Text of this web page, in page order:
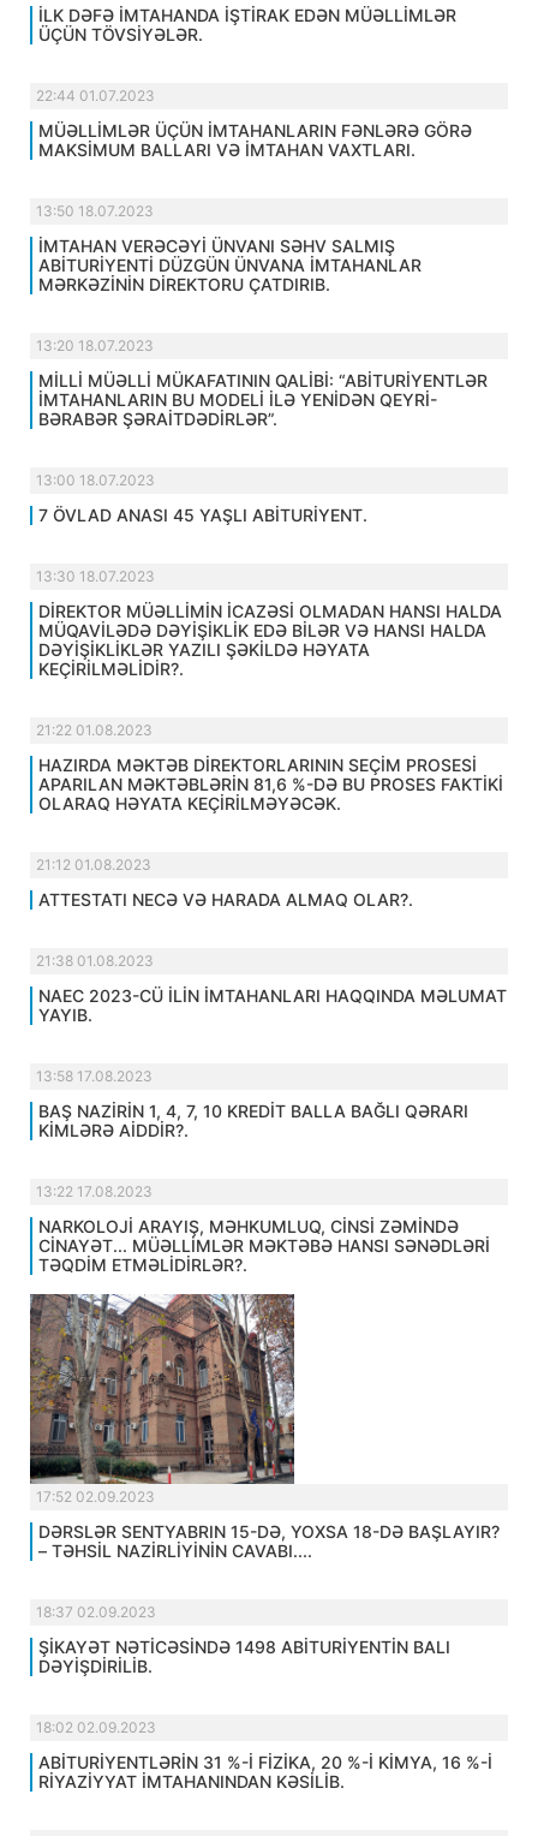
İLK DƏFƏ İMTAHANDA İŞTİRAK EDƏN MÜƏLLİMLƏR
ÜÇÜN TÖVSİYƏLƏR.
22:44 01.07.2023
MÜƏLLİMLƏR ÜÇÜN İMTAHANLARIN FƏNLƏRƏ GÖRƏ
MAKSİMUM BALLARI VƏ İMTAHAN VAXTLARI.
13:50 18.07.2023
İMTAHAN VERƏCƏYİ ÜNVANI SƏHV SALMIŞ
ABİTURİYENTİ DÜZGÜN ÜNVANA İMTAHANLAR
MƏRKƏZİNİN DİREKTORU ÇATDIRIB.
13:20 18.07.2023
MİLLİ MÜƏLLİ MÜKAFATININ QALİBİ: “ABİTURİYENTLƏR
İMTAHANLARIN BU MODELİ İLƏ YENİDƏN QEYRİ-
BƏRABƏR ŞƏRAİTDƏDİRLƏR”.
13:00 18.07.2023
7 ÖVLAD ANASI 45 YAŞLI ABİTURİYENT.
13:30 18.07.2023
DİREKTOR MÜƏLLİMİN İCAZƏSİ OLMADAN HANSI HALDA
MÜQAVİLƏDƏ DƏYİŞİKLİK EDƏ BİLƏR VƏ HANSI HALDA
DƏYİŞİKLİKLƏR YAZILI ŞƏKİLDƏ HƏYATA
KEÇİRİLMƏLİDİR?.
21:22 01.08.2023
HAZIRDA MƏKTƏB DİREKTORLARININ SEÇİM PROSESİ
APARILAN MƏKTƏBLƏRİN 81,6 %-DƏ BU PROSES FAKTİKİ
OLARAQ HƏYATA KEÇİRİLMƏYƏCƏK.
21:12 01.08.2023
ATTESTATI NECƏ VƏ HARADA ALMAQ OLAR?.
21:38 01.08.2023
NAEC 2023-CÜ İLİN İMTAHANLARI HAQQINDA MƏLUMAT
YAYIB.
13:58 17.08.2023
BAŞ NAZİRİN 1, 4, 7, 10 KREDİT BALLA BAĞLI QƏRARI
KİMLƏRƏ AİDDİR?.
13:22 17.08.2023
NARKOLOJİ ARAYIŞ, MƏHKUMLUQ, CİNSİ ZƏMİNDƏ
CİNAYƏT... MÜƏLLİMLƏR MƏKTƏBƏ HANSI SƏNƏDLƏRİ
TƏQDİM ETMƏLİDİRLƏR?.
17:52 02.09.2023
DƏRSLƏR SENTYABRIN 15-DƏ, YOXSA 18-DƏ BAŞLAYIR?
– TƏHSİL NAZİRLİYİNİN CAVABI....
18:37 02.09.2023
ŞİKAYƏT NƏTİCƏSİNDƏ 1498 ABİTURİYENTİN BALI
DƏYİŞDİRİLİB.
18:02 02.09.2023
ABİTURİYENTLƏRİN 31 %-İ FİZİKA, 20 %-İ KİMYA, 16 %-İ
RİYAZİYYAT İMTAHANINDAN KƏSİLİB.